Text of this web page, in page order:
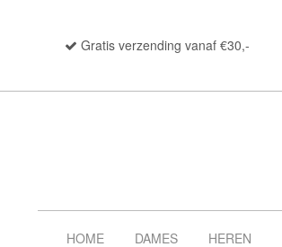
Gratis verzending vanaf €30,-
HOME DAMES HEREN